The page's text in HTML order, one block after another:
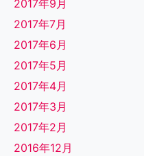
2017年9月
2017年7月
2017年6月
2017年5月
2017年4月
2017年3月
2017年2月
2016年12月